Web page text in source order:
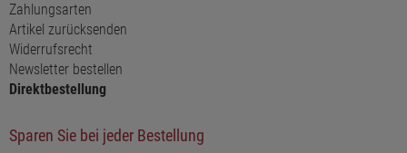
Zahlungsarten
Artikel zurücksenden
Widerrufsrecht
Newsletter bestellen
Direktbestellung
Sparen Sie bei jeder Bestellung